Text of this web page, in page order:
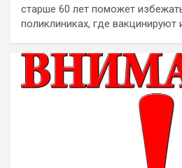
старше 60 лет поможет
поликлиниках, где вакцинируют